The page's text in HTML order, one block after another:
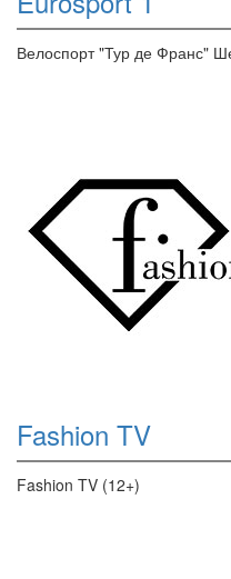
Велоспорт "Тур де Франс"
Fashion TV
Fashion TV (12+)